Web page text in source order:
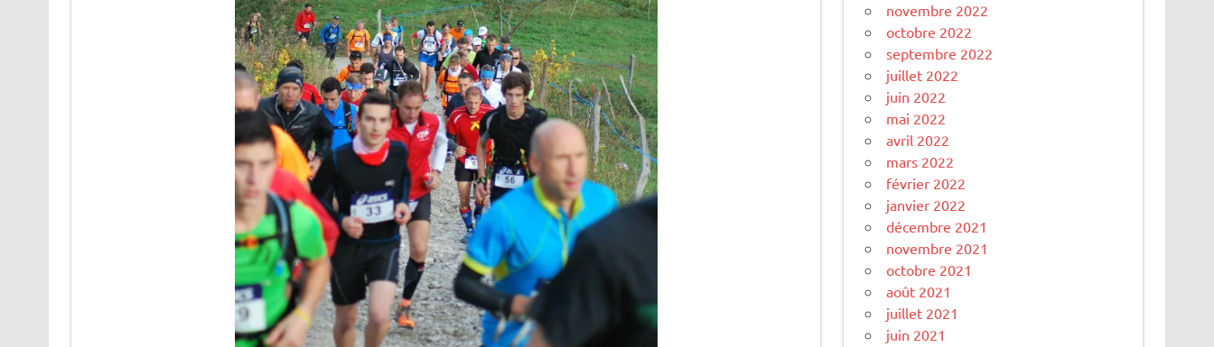
novembre 2022
octobre 2022
septembre 2022
juillet 2022
juin 2022
mai 2022
avril 2022
mars 2022
février 2022
janvier 2022
décembre 2021
novembre 2021
octobre 2021
août 2021
juillet 2021
juin 2021